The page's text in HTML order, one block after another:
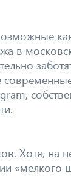
в
Хотя, на
«мелкого